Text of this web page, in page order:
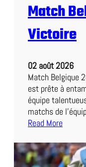
o
a
b
l
e
i
r
:
U
D
u
e
l
P
a
p
i
Match
Victoire
02 août 2026
Match Belgique
est prête à
équipe
matchs de
Read More
M
a